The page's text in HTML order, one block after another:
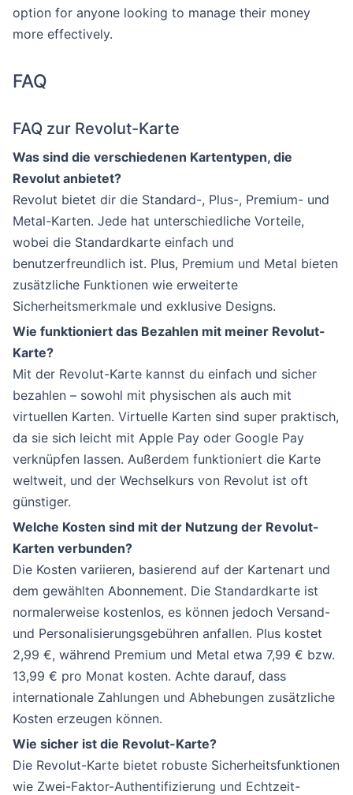
option for anyone looking to manage their money
more effectively.
FAQ
FAQ zur Revolut-Karte
Was sind die verschiedenen Kartentypen, die
Revolut anbietet?
Revolut bietet dir die Standard-, Plus-, Premium- und
Metal-Karten. Jede hat unterschiedliche Vorteile,
wobei die Standardkarte einfach und
benutzerfreundlich ist. Plus, Premium und Metal bieten
zusätzliche Funktionen wie erweiterte
Sicherheitsmerkmale und exklusive Designs.
Wie funktioniert das Bezahlen mit meiner Revolut-
Karte?
Mit der Revolut-Karte kannst du einfach und sicher
bezahlen – sowohl mit physischen als auch mit
virtuellen Karten. Virtuelle Karten sind super praktisch,
da sie sich leicht mit Apple Pay oder Google Pay
verknüpfen lassen. Außerdem funktioniert die Karte
weltweit, und der Wechselkurs von Revolut ist oft
günstiger.
Welche Kosten sind mit der Nutzung der Revolut-
Karten verbunden?
Die Kosten variieren, basierend auf der Kartenart und
dem gewählten Abonnement. Die Standardkarte ist
normalerweise kostenlos, es können jedoch Versand-
und Personalisierungsgebühren anfallen. Plus kostet
2,99 €, während Premium und Metal etwa 7,99 € bzw.
13,99 € pro Monat kosten. Achte darauf, dass
internationale Zahlungen und Abhebungen zusätzliche
Kosten erzeugen können.
Wie sicher ist die Revolut-Karte?
Die Revolut-Karte bietet robuste Sicherheitsfunktionen
wie Zwei-Faktor-Authentifizierung und Echtzeit-